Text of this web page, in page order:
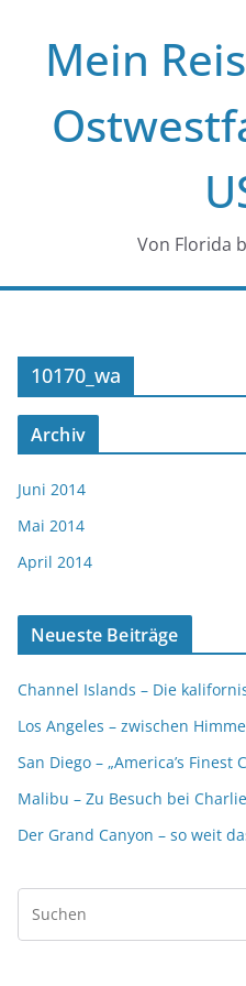
springenMein
Von Florida
10170_wa
Archiv
Juni 2014
Mai 2014
April 2014
Neueste Beiträge
Channel Islands – Die
Los Angeles – zwischen
San Diego – „America’s Finest
Malibu – Zu Besuch bei Charlie
Der Grand Canyon – so weit